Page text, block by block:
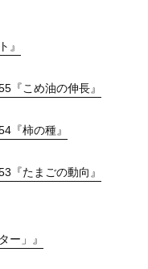
』
『こめ油の伸長』
『柿の種』
『たまごの動向』
ー」』